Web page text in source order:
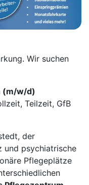
Wir suchen
(m/w/d)
Teilzeit, GfB
der
und psychiatrische
Pflegeplätze